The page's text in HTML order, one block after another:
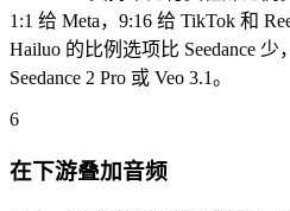
1:1 给 Meta，9:16 给 TikTok 和
Hailuo 的比例选项比 Seedance
Seedance 2 Pro 或 Veo 3.1。
6
在下游叠加音频